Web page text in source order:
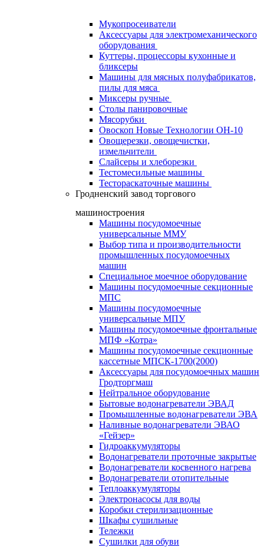
Мукопросеиватели
Аксессуары для электромеханического
оборудования
Куттеры, процессоры кухонные и
бликсеры
Машины для мясных полуфабрикатов,
пилы для мяса
Миксеры ручные
Столы панировочные
Мясорубки
Овоскоп Новые Технологии ОН-10
Овощерезки, овощечистки,
измельчители
Слайсеры и хлеборезки
Тестомесильные машины
Тестораскаточные машины
Гродненский завод торгового
машиностроения
Машины посудомоечные
универсальные ММУ
Выбор типа и производительности
промышленных посудомоечных
машин
Специальное моечное оборудование
Машины посудомоечные секционные
МПС
Машины посудомоечные
универсальные МПУ
Машины посудомоечные фронтальные
МПФ «Котра»
Машины посудомоечные секционные
кассетные МПСК-1700(2000)
Аксессуары для посудомоечных машин
Гродторгмаш
Нейтральное оборудование
Бытовые водонагреватели ЭВАД
Промышленные водонагреватели ЭВА
Наливные водонагреватели ЭВАО
«Гейзер»
Гидроаккумуляторы
Водонагреватели проточные закрытые
Водонагреватели косвенного нагрева
Водонагреватели отопительные
Теплоаккумуляторы
Электронасосы для воды
Коробки стерилизационные
Шкафы сушильные
Тележки
Сушилки для обуви